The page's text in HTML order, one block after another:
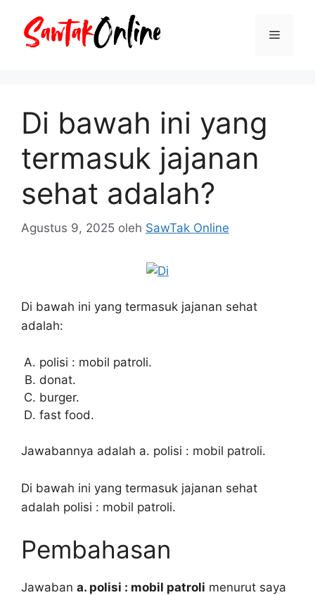
Menu
Di bawah ini yang
termasuk jajanan
sehat adalah?
Agustus 9, 2025 oleh SawTak Online
Di bawah ini yang termasuk jajanan sehat
adalah:
polisi : mobil patroli.
donat.
burger.
fast food.
Jawabannya adalah a. polisi : mobil patroli.
Di bawah ini yang termasuk jajanan sehat
adalah polisi : mobil patroli.
Pembahasan
Jawaban a. polisi : mobil patroli menurut saya